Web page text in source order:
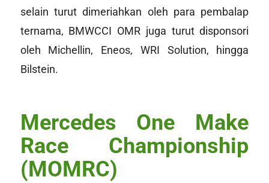
selain turut dimeriahkan oleh para pembalap
ternama, BMWCCI OMR juga turut disponsori
oleh Michellin, Eneos, WRI Solution, hingga
Bilstein.
Mercedes One Make
Race Championship
(MOMRC)